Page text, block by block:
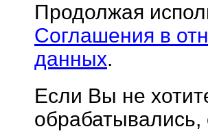
Продолжая
Соглашения в
данных.
Если Вы не
обрабатывались,